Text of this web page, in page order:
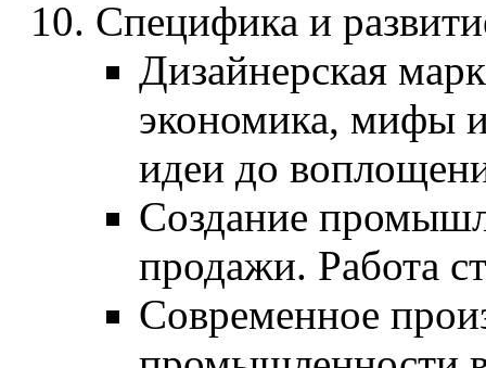
Специфика и
Дизайнерская
экономика, мифы
идеи до
Создание
продажи. Работа
Современное